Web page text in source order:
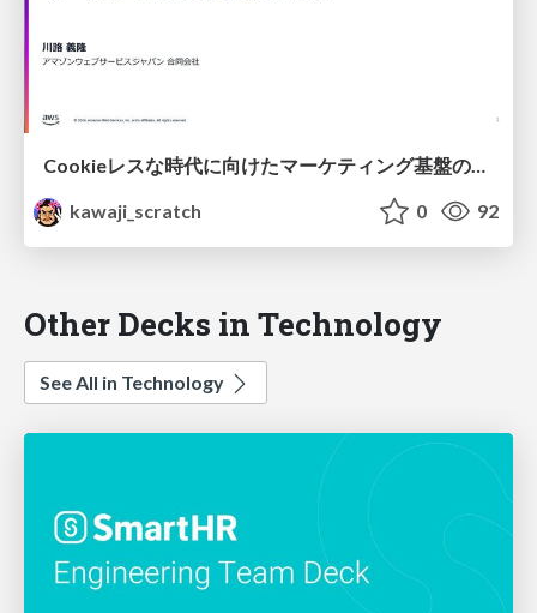
Cookieレスな時代に向けたマーケティング基盤の作り方
kawaji_scratch
0 92
Other Decks in Technology
See All in Technology